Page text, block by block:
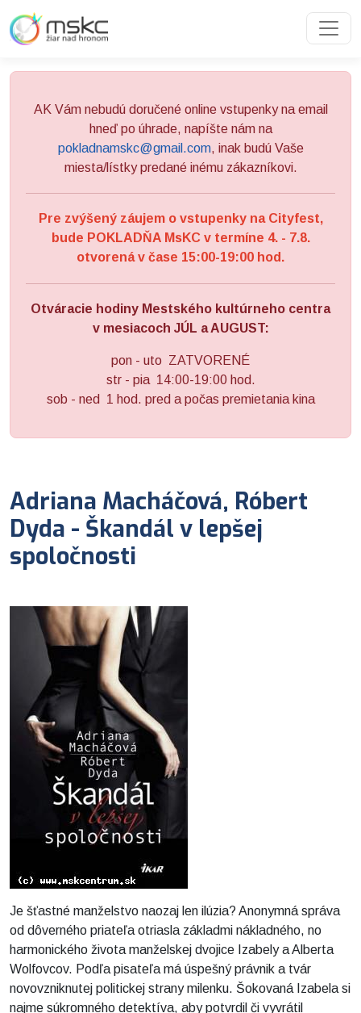
AK Vám nebudú doručené online vstupenky na email
hneď po úhrade, napíšte nám na
pokladnamskc@gmail.com, inak budú Vaše
miesta/lístky predané inému zákazníkovi.
Pre zvýšený záujem o vstupenky na Cityfest,
bude POKLADŇA MsKC v termíne 4. - 7.8.
otvorená v čase 15:00-19:00 hod.
Otváracie hodiny Mestského kultúrneho centra
v mesiacoch JÚL a AUGUST:
pon - uto ZATVORENÉ
str - pia 14:00-19:00 hod.
sob - ned 1 hod. pred a počas premietania kina
Adriana Macháčová, Róbert
Dyda - Škandál v lepšej
spoločnosti
Je šťastné manželstvo naozaj len ilúzia? Anonymná správa
od dôverného priateľa otriasla základmi nákladného, no
harmonického života manželskej dvojice Izabely a Alberta
Wolfovcov. Podľa pisateľa má úspešný právnik a tvár
novovzniknutej politickej strany milenku. Šokovaná Izabela si
najme súkromného detektíva, aby potvrdil či vyvrátil